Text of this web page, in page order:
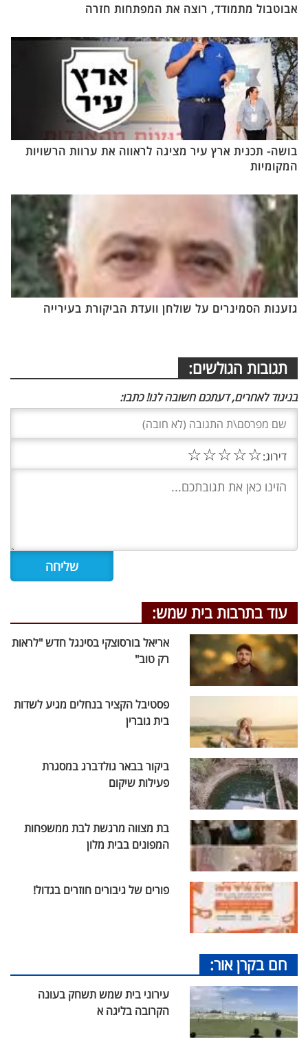
אבוטבול מתמודד, רוצה את המפתחות חזרה
בושה- תכנית ארץ עיר מציגה לראווה את ערוות הרשויות
המקומיות
גזענות הסמינרים על שולחן וועדת הביקורת בעירייה
תגובות הגולשים:
בניגוד לאחרים, דעתכם חשובה לנו! כתבו:
דירוג:☆
☆
☆
☆
☆
עוד בתרבות בית שמש:
אריאל בורסוצקי בסינגל חדש "לראות
רק טוב"
פסטיבל הקציר בנחלים מגיע לשדות
בית גוברין
ביקור בבאר גולדברג במסגרת
פעילות שיקום
בת מצווה מרגשת לבת ממשפחות
המפונים בבית מלון
פורים של גיבורים חוזרים בגדול!
חם בקרן אור:
עירוני בית שמש תשחק בעונה
הקרובה בליגה א